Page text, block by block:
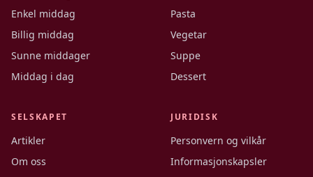
Enkel middag
Billig middag
Sunne middager
Middag i dag
Pasta
Vegetar
Suppe
Dessert
SELSKAPET
Artikler
Om oss
JURIDISK
Personvern og vilkår
Informasjonskapsler